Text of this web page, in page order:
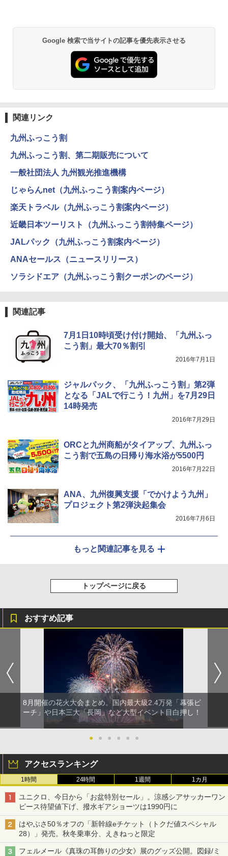
￥2,695
A26 地球の歩き方 チェコ ポーランド スロヴ
ァキア 2026～2027 地球の歩き方A ヨーロッ
パ
新しい日本地理 地図・統計・移動から読み
解く (講談社現代新書)
PYKES PEAK (パイクスピーク) 着替えテン
ト プライバシー テント 【中が透けない】 1
人用 折りたたみ 防災グッズ 災害用トイレ ビ
ーチ ピクニック ポップアップテント 携帯 簡
500002(88859)
￥5,999
広げるだけ パッとサッとテント ブラックコ
簡単設置 ポップアップテント エクルベージ
[キャンパーズコレクション 山善] 傘みたいに
￥-
送
GRANDOOR ステンレス保冷剤 2個セット 2
-08EX カーキ ソロキャンプ ポリエステル フ
レーム ドーム型 テント
￥-
DEWEL パラソル 大型 ビーチ アウトドアパ
防水 UVカット 4段階高さ調整 軽量 収納袋付
ポインターライト 強力 小型 緑色/赤色/青紫色
￥1,180
Google 検索で当サイトの記事を優先表示させる
関連リンク
九州ふっこう割
九州ふっこう割、第二期販売について
一般社団法人 九州観光推進機構
じゃらんnet（九州ふっこう割案内ページ）
楽天トラベル（九州ふっこう割案内ページ）
近畿日本ツーリスト（九州ふっこう割特集ページ）
JALパック（九州ふっこう割案内ページ）
ANAセールス（ニュースリリース）
ソラシドエア（九州ふっこう割クーポンのページ）
関連記事
7月1日10時頃受け付け開始、「九州ふっ
こう割」最大70％割引
2016年7月1日
ジャルパック、「九州ふっこう割」第2弾
となる「JALで行こう！九州」を7月29日
14時発売
2016年7月29日
ORCと九州商船がタイアップ、九州ふっ
こう割で五島の日帰り海水浴が5500円
2016年7月22日
ANA、九州復興支援「でかけよう九州」
プロジェクト第2弾決起集会
2016年7月6日
もっと関連記事を見る
トップページに戻る
おすすめ記事
8月開催の花火大会まとめ。国内最大級2.4万発「幕張ビ
ーチ」や日本三大「長岡」など大型イベント目白押し！
● ● ● ● ● ●
アクセスランキング
1時間 24時間 1週間 1カ月
ユニクロ、今日から「お盆特別セール」。涼感シアサッカーワン
ピース待望値下げ、撥水ギアショーツは1990円に
はやぶさ50％オフの「新幹線eチケット（トクだ値スペシャル
28）」発売。秋冬乗車分、えきねっと限定
フェルメール《真珠の耳飾りの少女》展のグッズ公開。図録/ミ